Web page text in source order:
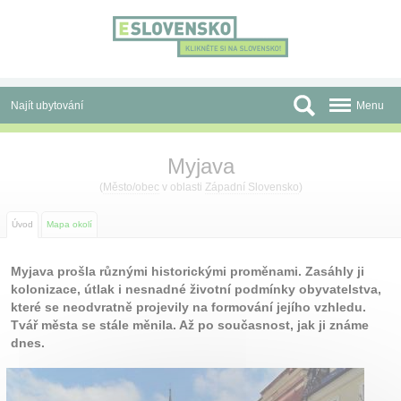
Najít ubytování
Slevy a Last Minute
Autobusové zájezdy
Před cestou
Atrakce
O nás
Menu
Myjava
( Město/obec v oblasti Západní Slovensko)
Úvod Mapa okolí
Myjava prošla různými historickými proměnami. Zasáhly ji
kolonizace, útlak i nesnadné životní podmínky obyvatelstva,
které se neodvratně projevily na formování jejího vzhledu.
Tvář města se stále měnila. Až po současnost, jak ji známe
dnes.